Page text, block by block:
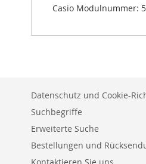
Casio Modulnummer:
Datenschutz und Cookie-
Suchbegriffe
Erweiterte Suche
Bestellungen und